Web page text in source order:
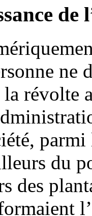
de
ne
la
du
des